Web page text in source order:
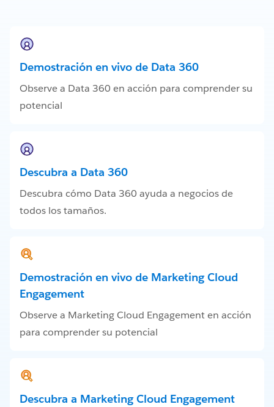
Demostración en vivo de Data 360
Observe a Data 360 en acción para comprender su
potencial
Descubra a Data 360
Descubra cómo Data 360 ayuda a negocios de
todos los tamaños.
Demostración en vivo de Marketing Cloud
Engagement
Observe a Marketing Cloud Engagement en acción
para comprender su potencial
Descubra a Marketing Cloud Engagement